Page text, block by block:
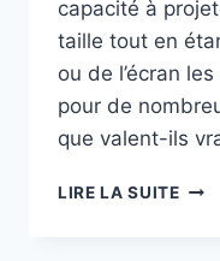
capacité à
taille tout en
ou de l’écran
pour de
que valent-ils
LIRE LA SUITE